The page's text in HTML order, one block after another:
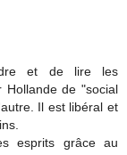
et de lire les
Hollande de "social
Il est libéral et
esprits grâce au